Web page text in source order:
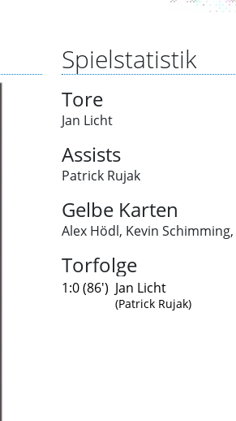
Spielstatistik
Tore
Jan Licht
Assists
Patrick Rujak
Gelbe Karten
Alex Hödl, Kevin Schimming,
Torfolge
1:0 (86') Jan Licht
(Patrick Rujak)